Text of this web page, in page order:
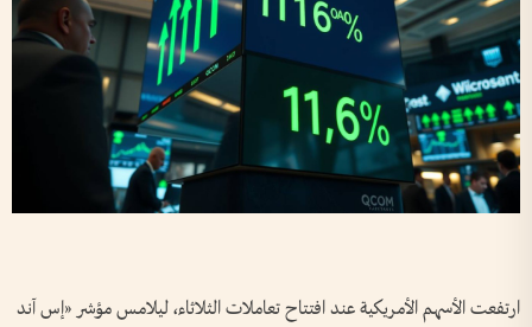
ارتفعت الأسهم الأمريكية عند افتتاح تعاملات الثلاثاء، ليلامس مؤشر «إس آند